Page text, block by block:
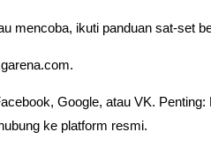
mencoba, ikuti panduan sat-set
Google, atau VK. Penting:
ke platform resmi.